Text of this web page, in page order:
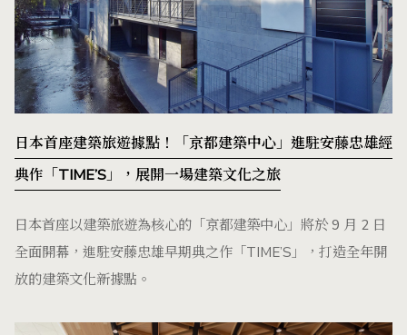
日本首座建築旅遊據點！「京都建築中心」進駐安藤忠雄經
典作「TIME’S」，展開一場建築文化之旅
日本首座以建築旅遊為核心的「京都建築中心」將於 9 月 2 日
全面開幕，進駐安藤忠雄早期典之作「TIME’S」，打造全年開
放的建築文化新據點。